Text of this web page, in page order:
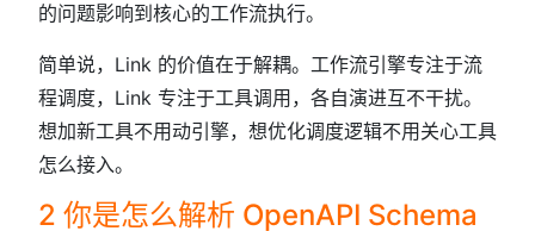
的问题影响到核心的工作流执行。
简单说，Link 的价值在于解耦。工作流引擎专注于流
程调度，Link 专注于工具调用，各自演进互不干扰。
想加新工具不用动引擎，想优化调度逻辑不用关心工具
怎么接入。
2 你是怎么解析 OpenAPI Schema